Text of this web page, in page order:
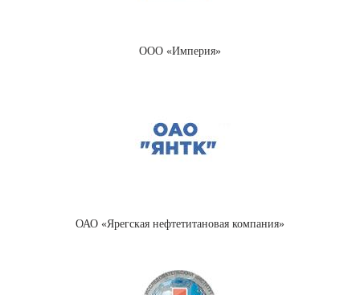
ООО «Империя»
ОАО «Ярегская нефтетитановая компания»